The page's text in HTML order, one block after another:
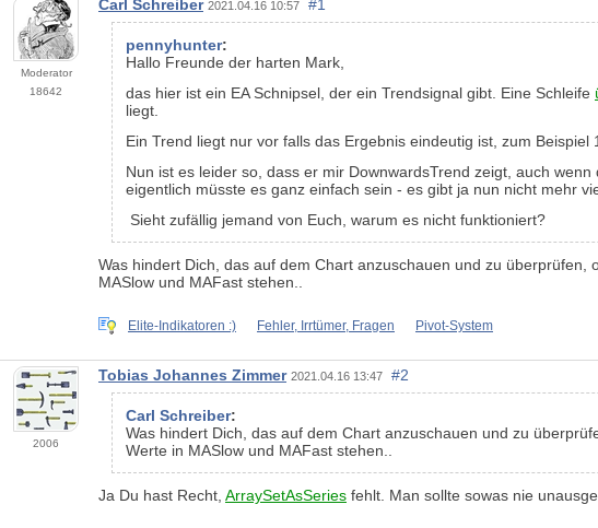
Moderator
18642
Carl Schreiber 2021.04.16 10:57 #1
pennyhunter:
Hallo Freunde der harten Mark,
das hier ist ein EA Schnipsel, der ein Trendsignal gibt. Eine Schleife
liegt.
Ein Trend liegt nur vor falls das Ergebnis eindeutig ist, zum Beispiel
Nun ist es leider so, dass er mir DownwardsTrend zeigt, auch
eigentlich müsste es ganz einfach sein - es gibt ja nun nicht mehr
Sieht zufällig jemand von Euch, warum es nicht funktioniert?
Was hindert Dich, das auf dem Chart anzuschauen und zu
MASlow und MAFast stehen..
Elite-Indikatoren :) Fehler, Irrtümer, Fragen Pivot-System
2006
Tobias Johannes Zimmer 2021.04.16 13:47 #2
Carl Schreiber:
Was hindert Dich, das auf dem Chart anzuschauen und zu
Werte in MASlow und MAFast stehen..
Ja Du hast Recht, ArraySetAsSeries fehlt. Man sollte sowas nie